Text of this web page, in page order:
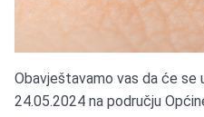
Obavještavamo vas da će se
24.05.2024 na području